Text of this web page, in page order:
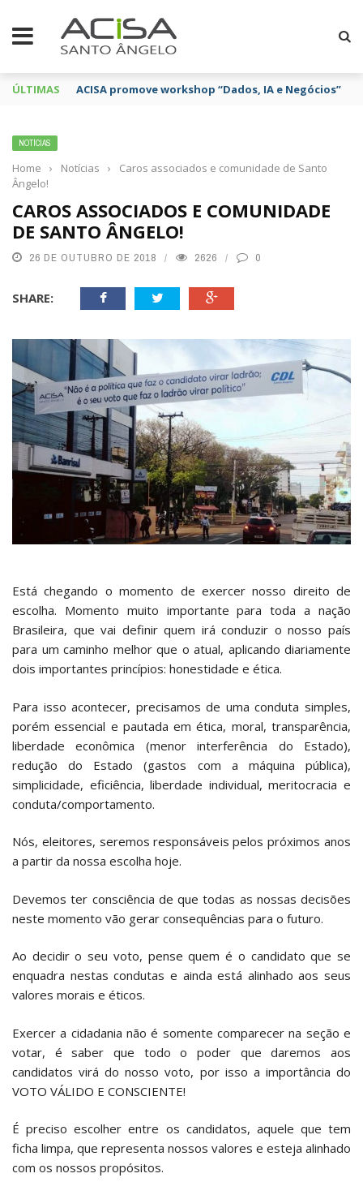
ÚLTIMAS ACISA promove workshop “Dados, IA e Negócios”
NOTÍCIAS
Home › Notícias ›
Caros associados e comunidade de Santo
Ângelo!
CAROS ASSOCIADOS E COMUNIDADE
DE SANTO ÂNGELO!
26 DE OUTUBRO DE 2018 2626 0
SHARE:
Está chegando o momento de exercer nosso direito de
escolha. Momento muito importante para toda a nação
Brasileira, que vai definir quem irá conduzir o nosso país
para um caminho melhor que o atual, aplicando diariamente
dois importantes princípios: honestidade e ética.
Para isso acontecer, precisamos de uma conduta simples,
porém essencial e pautada em ética, moral, transparência,
liberdade econômica (menor interferência do Estado),
redução do Estado (gastos com a máquina pública),
simplicidade, eficiência, liberdade individual, meritocracia e
conduta/comportamento.
Nós, eleitores, seremos responsáveis pelos próximos anos
a partir da nossa escolha hoje.
Devemos ter consciência de que todas as nossas decisões
neste momento vão gerar consequências para o futuro.
Ao decidir o seu voto, pense quem é o candidato que se
enquadra nestas condutas e ainda está alinhado aos seus
valores morais e éticos.
Exercer a cidadania não é somente comparecer na seção e
votar, é saber que todo o poder que daremos aos
candidatos virá do nosso voto, por isso a importância do
VOTO VÁLIDO E CONSCIENTE!
É preciso escolher entre os candidatos, aquele que tem
ficha limpa, que representa nossos valores e esteja alinhado
com os nossos propósitos.